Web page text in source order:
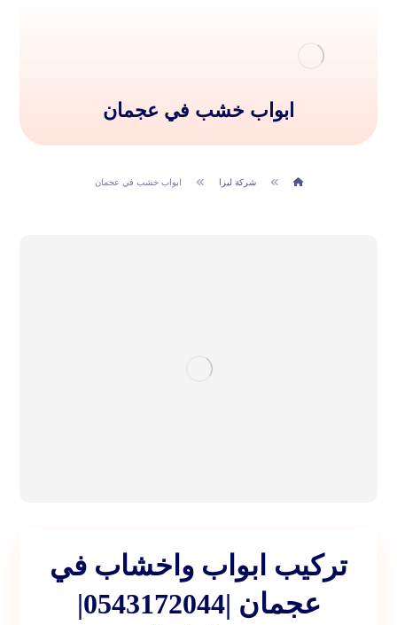
ابواب خشب في عجمان
شركة ليزا ابواب خشب في عجمان
تركيب ابواب واخشاب في
عجمان |0543172044|